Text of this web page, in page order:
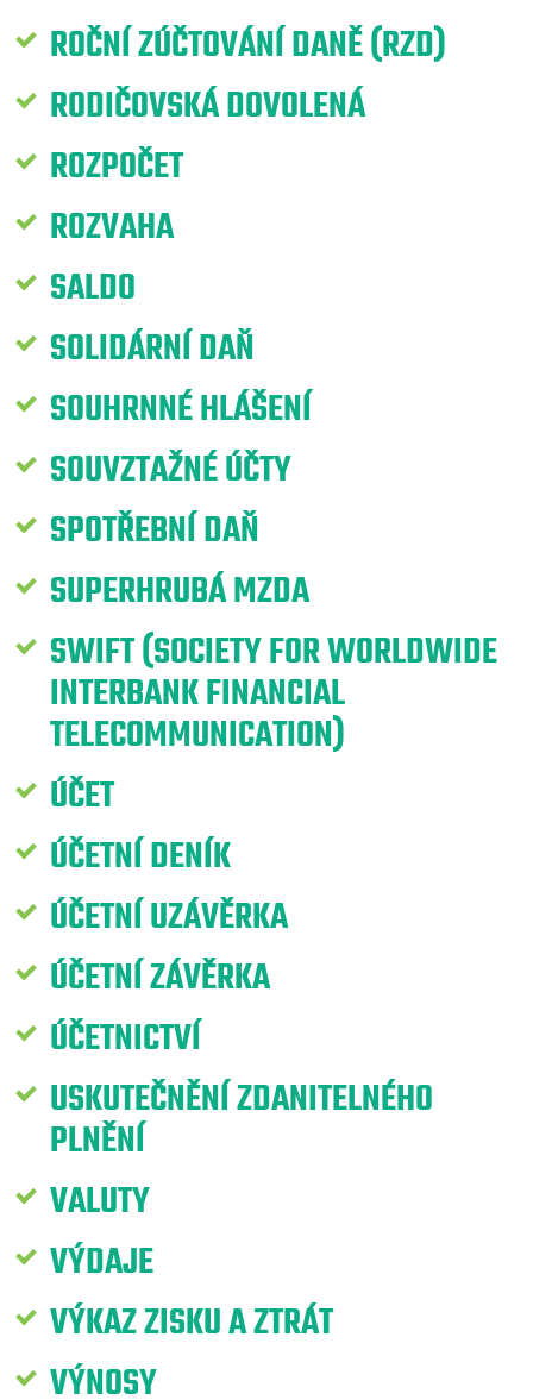
ROČNÍ ZÚČTOVÁNÍ DANĚ (RZD)
RODIČOVSKÁ DOVOLENÁ
ROZPOČET
ROZVAHA
SALDO
SOLIDÁRNÍ DAŇ
SOUHRNNÉ HLÁŠENÍ
SOUVZTAŽNÉ ÚČTY
SPOTŘEBNÍ DAŇ
SUPERHRUBÁ MZDA
SWIFT (SOCIETY FOR WORLDWIDE
INTERBANK FINANCIAL
TELECOMMUNICATION)
ÚČET
ÚČETNÍ DENÍK
ÚČETNÍ UZÁVĚRKA
ÚČETNÍ ZÁVĚRKA
ÚČETNICTVÍ
USKUTEČNĚNÍ ZDANITELNÉHO
PLNĚNÍ
VALUTY
VÝDAJE
VÝKAZ ZISKU A ZTRÁT
VÝNOSY